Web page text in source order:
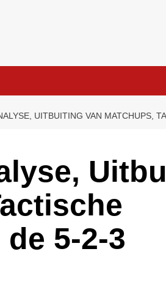
UITBUITING VAN MATCHUPS,
5-2-3